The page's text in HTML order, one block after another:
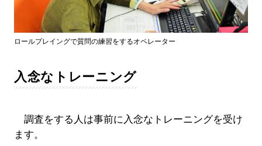
ロールプレイングで質問の練習をするオペレーター
入念なトレーニング
調査をする人は事前に入念なトレーニングを受け
ます。